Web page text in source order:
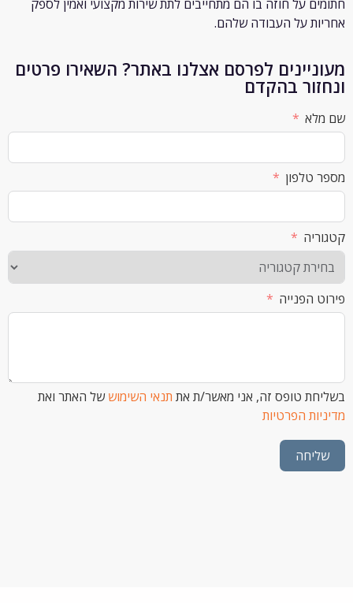
על חוזה בו הם מתחייבים לתת שירות מקצועי ואמין לספק
על העבודה שלהם.
לפרסם אצלנו באתר? השאירו פרטים
בהקדם
טופס זה, אני מאשר/ת אתתנאי השימוש של האתר ואת
הפרטיות